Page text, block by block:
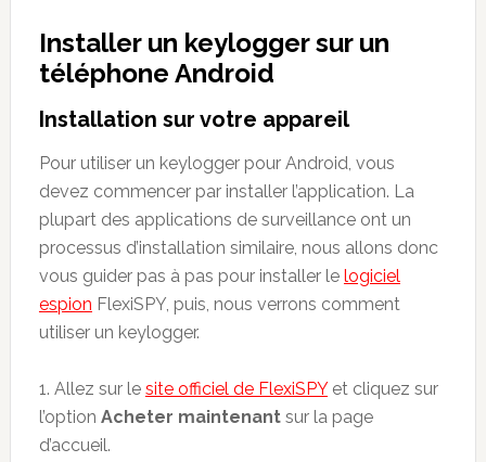
Installer un keylogger sur un
téléphone Android
Installation sur votre appareil
Pour utiliser un keylogger pour Android, vous
devez commencer par installer l’application. La
plupart des applications de surveillance ont un
processus d’installation similaire, nous allons donc
vous guider pas à pas pour installer le logiciel
espion FlexiSPY, puis, nous verrons comment
utiliser un keylogger.
1. Allez sur le site officiel de FlexiSPYet cliquez sur
l’option Acheter maintenantsur la page
d’accueil.